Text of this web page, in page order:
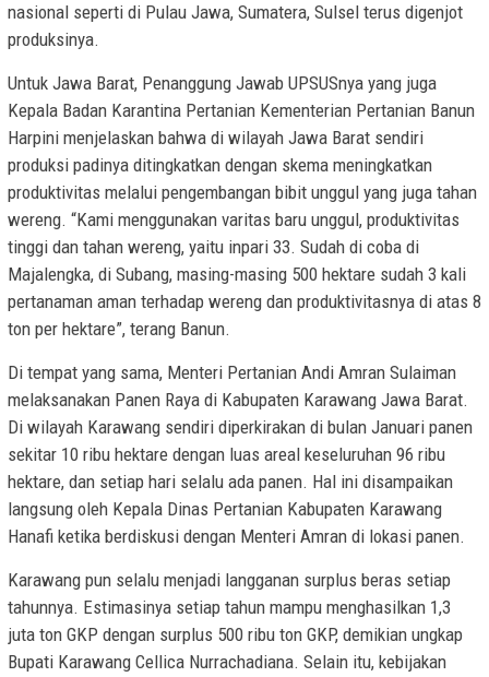
nasional seperti di Pulau Jawa, Sumatera, Sulsel terus digenjot
produksinya.
Untuk Jawa Barat, Penanggung Jawab UPSUSnya yang juga
Kepala Badan Karantina Pertanian Kementerian Pertanian Banun
Harpini menjelaskan bahwa di wilayah Jawa Barat sendiri
produksi padinya ditingkatkan dengan skema meningkatkan
produktivitas melalui pengembangan bibit unggul yang juga tahan
wereng. “Kami menggunakan varitas baru unggul, produktivitas
tinggi dan tahan wereng, yaitu inpari 33. Sudah di coba di
Majalengka, di Subang, masing-masing 500 hektare sudah 3 kali
pertanaman aman terhadap wereng dan produktivitasnya di atas 8
ton per hektare”, terang Banun.
Di tempat yang sama, Menteri Pertanian Andi Amran Sulaiman
melaksanakan Panen Raya di Kabupaten Karawang Jawa Barat.
Di wilayah Karawang sendiri diperkirakan di bulan Januari panen
sekitar 10 ribu hektare dengan luas areal keseluruhan 96 ribu
hektare, dan setiap hari selalu ada panen. Hal ini disampaikan
langsung oleh Kepala Dinas Pertanian Kabupaten Karawang
Hanafi ketika berdiskusi dengan Menteri Amran di lokasi panen.
Karawang pun selalu menjadi langganan surplus beras setiap
tahunnya. Estimasinya setiap tahun mampu menghasilkan 1,3
juta ton GKP dengan surplus 500 ribu ton GKP, demikian ungkap
Bupati Karawang Cellica Nurrachadiana. Selain itu, kebijakan